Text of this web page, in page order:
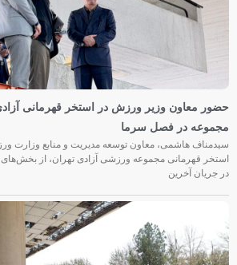
حضور معاون وزیر ورزش در استخر قهرمانی آزادی؛
مجموعه در فصل سرما
سیدمناف هاشمی، معاون توسعه مدیریت و منابع وزارت
استخر قهرمانی مجموعه ورزشی آزادی تهران، از بخش‌های
در جریان آخرین